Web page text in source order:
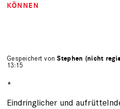
KÖNNEN
Gespeichert vonStephen (nicht
13:15
*
Eindringlicher und